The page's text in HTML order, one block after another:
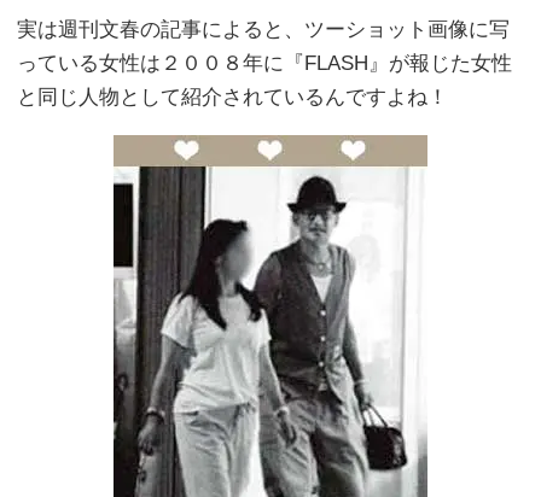
実は週刊文春の記事によると、ツーショット画像に写
っている女性は２００８年に『FLASH』が報じた女性
と同じ人物として紹介されているんですよね！